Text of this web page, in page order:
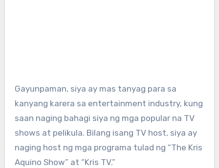
Gayunpaman, siya ay mas tanyag para sa
kanyang karera sa entertainment industry, kung
saan naging bahagi siya ng mga popular na TV
shows at pelikula. Bilang isang TV host, siya ay
naging host ng mga programa tulad ng “The Kris
Aquino Show” at “Kris TV.”